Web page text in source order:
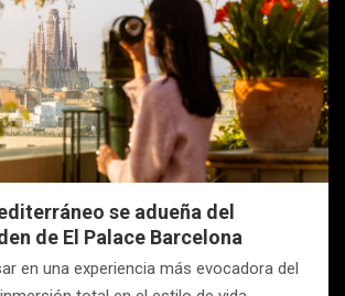
se adueña del
de El Palace Barcelona
en una experiencia más evocadora del